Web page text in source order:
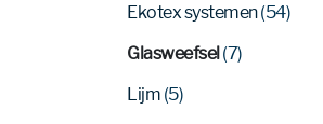
Ekotex systemen(54)
Glasweefsel(7)
Lijm (5)